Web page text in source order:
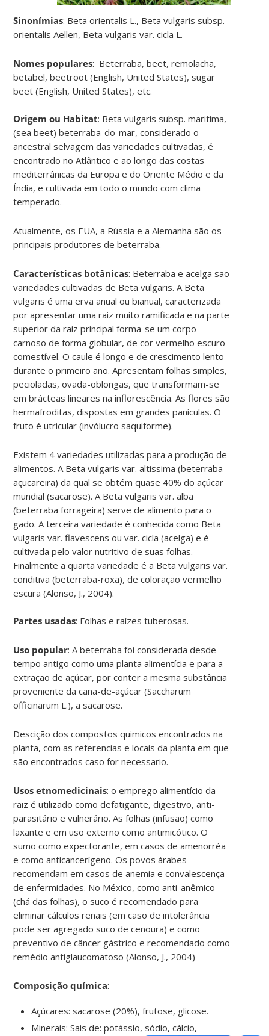
Sinonímias: Beta orientalis L., Beta vulgaris subsp.
orientalis Aellen, Beta vulgaris var.cicla L .
Nomes populares: Beterraba, beet,remolacha,
betabel, beetroot (English, United States), sugar
beet (English, United States), etc.
Origem ou Habitat: Beta vulgaris subsp.maritima,
(sea beet) beterraba-do-mar, considerado o
ancestral selvagem das variedades cultivadas, é
encontrado no Atlântico e ao longo das costas
mediterrânicas da Europa e do Oriente Médio e da
Índia, e cultivada em todo o mundo com clima
temperado.
Atualmente, os EUA, a Rússia e a Alemanha são os
principais produtores de beterraba.
Características botânicas: Beterraba e acelga são
variedades cultivadas de Beta vulgaris. A Beta
vulgaris é uma erva anual ou bianual, caracterizada
por apresentar uma raiz muito ramificada e na parte
superior da raiz principal forma-se um corpo
carnoso de forma globular, de cor vermelho escuro
comestível. O caule é longo e de crescimento lento
durante o primeiro ano. Apresentam folhas simples,
pecioladas, ovada-oblongas, que transformam-se
em brácteas lineares na inflorescência. As flores são
hermafroditas, dispostas em grandes panículas. O
fruto é utricular (invólucro saquiforme).
Existem 4 variedades utilizadas para a produção de
alimentos. A Beta vulgaris var.altissima (beterraba
açucareira) da qual se obtém quase 40% do açúcar
mundial (sacarose). A Beta vulgaris var. alba
(beterraba forrageira) serve de alimento para o
gado. A terceira variedade é conhecida como Beta
vulgaris var.flavescens ou var.cicla (acelga) e é
cultivada pelo valor nutritivo de suas folhas.
Finalmente a quarta variedade é a Beta vulgaris var.
conditiva (beterraba-roxa), de coloração vermelho
escura (Alonso, J., 2004).
Partes usadas: Folhas e raízes tuberosas.
Uso popular:A beterraba foi considerada desde
tempo antigo como uma planta alimentícia e para a
extração de açúcar, por conter a mesma substância
proveniente da cana-de-açúcar (Saccharum
officinarum L.), a sacarose.
Descição dos compostos quimicos encontrados na
planta, com as referencias e locais da planta em que
são encontrados caso for necessario.
Usos etnomedicinais: o emprego alimentício da
raiz é utilizado como defatigante, digestivo, anti-
parasitário e vulnerário. As folhas (infusão) como
laxante e em uso externo como antimicótico. O
sumo como expectorante, em casos de amenorréa
e como anticancerígeno. Os povos árabes
recomendam em casos de anemia e convalescença
de enfermidades. No México, como anti-anêmico
(chá das folhas), o suco é recomendado para
eliminar cálculos renais (em caso de intolerância
pode ser agregado suco de cenoura) e como
preventivo de câncer gástrico e recomendado como
remédio antiglaucomatoso (Alonso, J., 2004)
Composição química:
Açúcares: sacarose (20%), frutose, glicose.
Minerais: Sais de: potássio, sódio, cálcio,